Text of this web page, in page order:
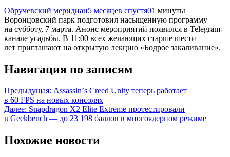
Обручевский меридиан5 месяцев спустя01 минуты
Воронцовский парк подготовил насыщенную программу
на субботу, 7 марта. Анонс мероприятий появился в Telegram-
канале усадьбы. В 11:00 всех желающих старше шести
лет приглашают на открытую лекцию «Бодрое закаливание».
Навигация по записям
Предыдущая: Assassinʼs Creed Unity теперь работает
в 60 FPS на новых консолях
Далее: Snapdragon X2 Elite Extreme протестировали
в Geekbench — до 23 198 баллов в многоядерном режиме
Похожие новости